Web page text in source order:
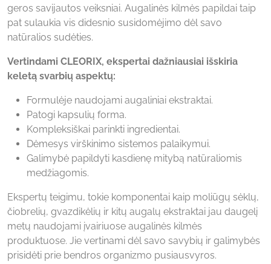
geros savijautos veiksniai. Augalinės kilmės papildai taip
pat sulaukia vis didesnio susidomėjimo dėl savo
natūralios sudėties.
Vertindami CLEORIX, ekspertai dažniausiai išskiria
keletą svarbių aspektų:
Formulėje naudojami augaliniai ekstraktai.
Patogi kapsulių forma.
Kompleksiškai parinkti ingredientai.
Dėmesys virškinimo sistemos palaikymui.
Galimybė papildyti kasdienę mitybą natūraliomis
medžiagomis.
Ekspertų teigimu, tokie komponentai kaip moliūgų sėklų,
čiobrelių, gvazdikėlių ir kitų augalų ekstraktai jau daugelį
metų naudojami įvairiuose augalinės kilmės
produktuose. Jie vertinami dėl savo savybių ir galimybės
prisidėti prie bendros organizmo pusiausvyros.